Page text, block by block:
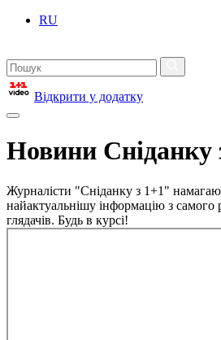
RU
Відкрити у додатку
Новини Сніданку
Журналісти "Сніданку з 1+1"
найактуальнішу інформацію з
глядачів. Будь в курсі!